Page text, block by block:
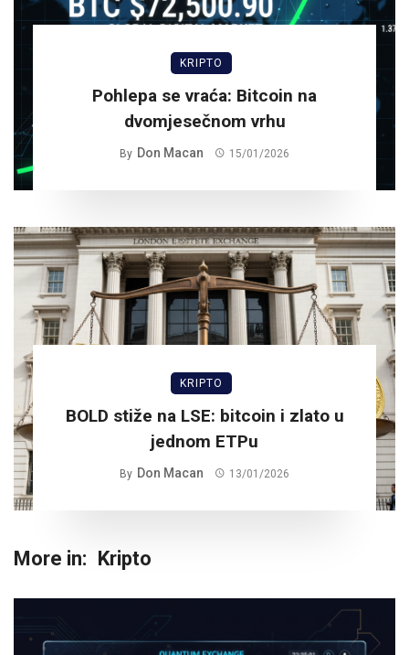
KRIPTO
Pohlepa se vraća: Bitcoin na
dvomjesečnom vrhu
By Don Macan 15/01/2026
KRIPTO
BOLD stiže na LSE: bitcoin i zlato u
jednom ETPu
By Don Macan 13/01/2026
More in: Kripto